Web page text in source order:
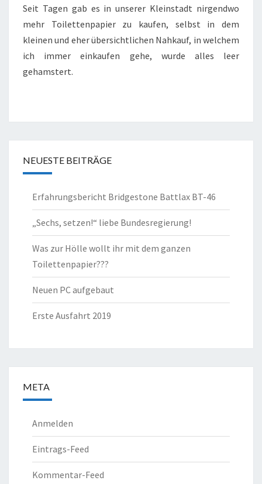
TOILETTENPAPIER???
Seit Tagen gab es in unserer Kleinstadt nirgendwo
mehr Toilettenpapier zu kaufen, selbst in dem
kleinen und eher übersichtlichen Nahkauf, in welchem
ich immer einkaufen gehe, wurde alles leer
gehamstert.
NEUESTE BEITRÄGE
Erfahrungsbericht Bridgestone Battlax BT-46
„Sechs, setzen!“ liebe Bundesregierung!
Was zur Hölle wollt ihr mit dem ganzen
Toilettenpapier???
Neuen PC aufgebaut
Erste Ausfahrt 2019
META
Anmelden
Eintrags-Feed
Kommentar-Feed